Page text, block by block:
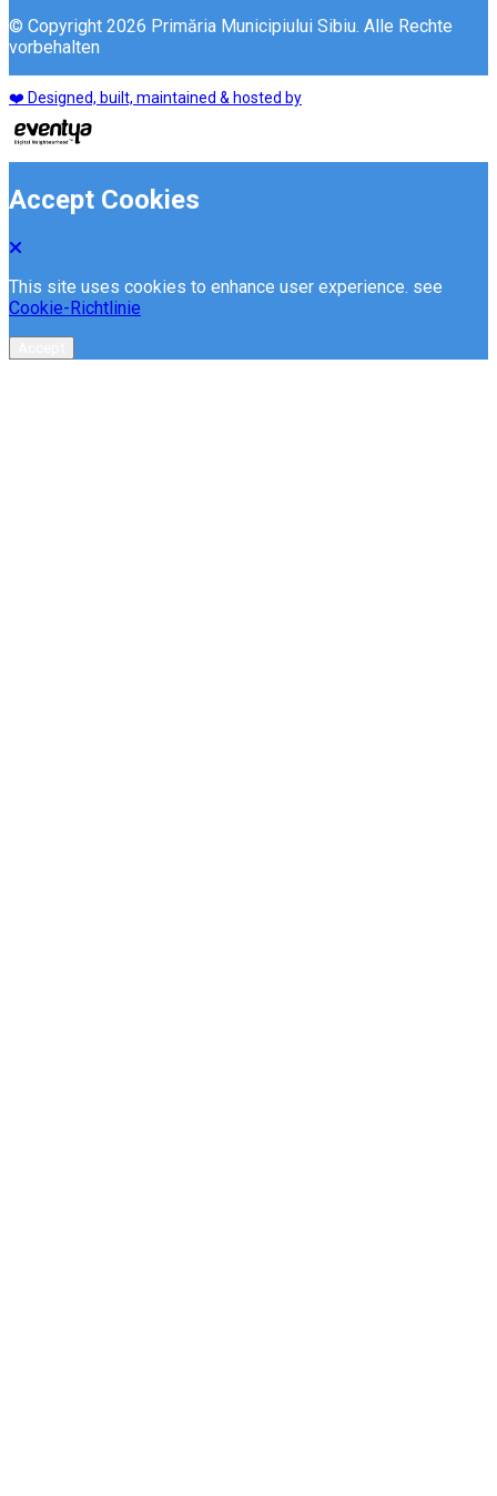
© Copyright 2026 Primăria Municipiului Sibiu. Alle Rechte
vorbehalten
❤️ Designed, built, maintained & hosted by
Accept Cookies
This site uses cookies to enhance user experience. see
Cookie-Richtlinie